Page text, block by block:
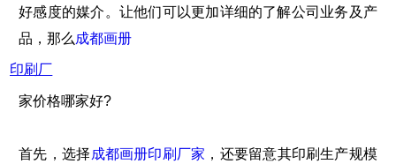
好感度的媒介。让他们可以更加详细的了解公司业务及产
品，那么 成都画册
印刷厂
家价格哪家好?
首先，选择 成都画册印刷厂家 ，还要留意其印刷生产规模